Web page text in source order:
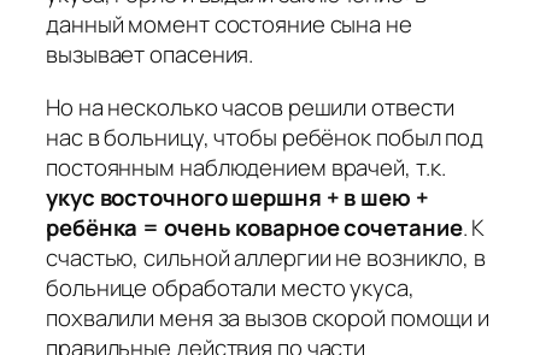
данный момент состояние сына не
вызывает опасения.
Но на несколько часов решили отвести
нас в больницу, чтобы ребёнок побыл под
постоянным наблюдением врачей, т.к.
укус восточного шершня + в шею +
ребёнка = очень коварное сочетание. К
счастью, сильной аллергии не возникло, в
больнице обработали место укуса,
похвалили меня за вызов скорой помощи и
правильные действия по части